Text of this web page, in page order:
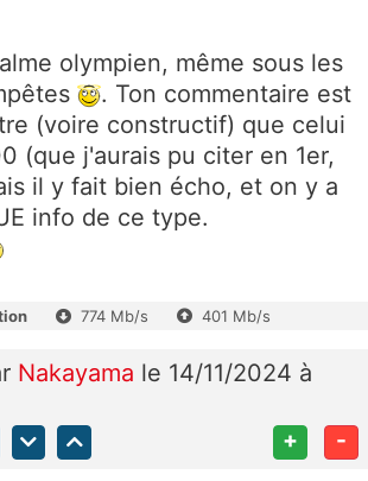
olympien, même sous les
. Ton commentaire est
(voire constructif) que celui
(que j'aurais pu citer en 1er,
il y fait bien écho, et on y a
info de ce type.
774 Mb/s 401 Mb/s
Nakayama le 14/11/2024 à
+ -